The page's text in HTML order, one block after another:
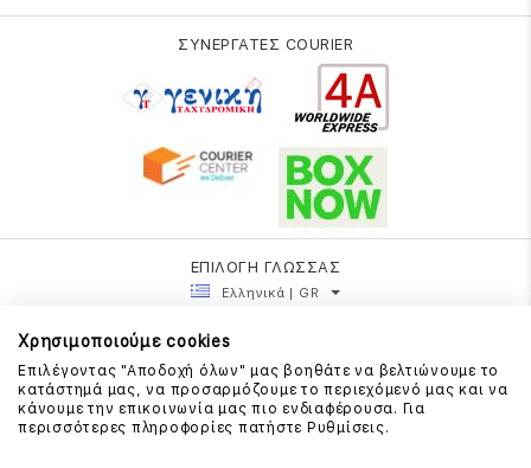
ΣΥΝΕΡΓΑΤΕΣ COURIER
ΕΠΙΛΟΓΗ ΓΛΩΣΣΑΣ
Ελληνικά | GR
Χρησιμοποιούμε cookies
Επιλέγοντας "Αποδοχή όλων" μας βοηθάτε να βελτιώνουμε το
κατάστημά μας, να προσαρμόζουμε το περιεχόμενό μας και να
κάνουμε την επικοινωνία μας πιο ενδιαφέρουσα. Για
περισσότερες πληροφορίες πατήστε Ρυθμίσεις.